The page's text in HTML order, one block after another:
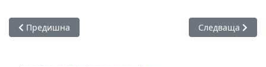
Предишна статия: Ахтопол започва новата учебна година
Предишна Следваща
Следваща